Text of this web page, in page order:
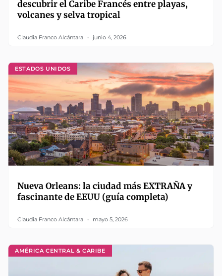
descubrir el Caribe Francés entre playas,
volcanes y selva tropical
Claudia Franco Alcántara junio 4, 2026
ESTADOS UNIDOS
Nueva Orleans: la ciudad más EXTRAÑA y
fascinante de EEUU (guía completa)
Claudia Franco Alcántara mayo 5, 2026
AMÉRICA CENTRAL & CARIBE